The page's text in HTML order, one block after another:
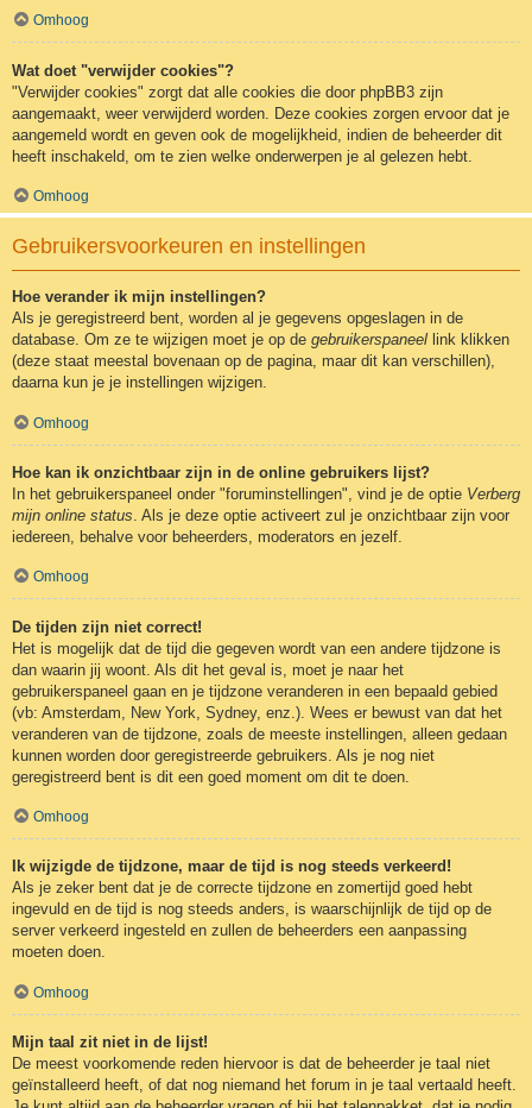
Omhoog
Wat doet "verwijder cookies"?
"Verwijder cookies" zorgt dat alle cookies die door phpBB3 zijn
aangemaakt, weer verwijderd worden. Deze cookies zorgen ervoor dat je
aangemeld wordt en geven ook de mogelijkheid, indien de beheerder dit
heeft inschakeld, om te zien welke onderwerpen je al gelezen hebt.
Omhoog
Gebruikersvoorkeuren en instellingen
Hoe verander ik mijn instellingen?
Als je geregistreerd bent, worden al je gegevens opgeslagen in de
database. Om ze te wijzigen moet je op de gebruikerspaneel link klikken
(deze staat meestal bovenaan op de pagina, maar dit kan verschillen),
daarna kun je je instellingen wijzigen.
Omhoog
Hoe kan ik onzichtbaar zijn in de online gebruikers lijst?
In het gebruikerspaneel onder "foruminstellingen", vind je de optie Verberg
mijn online status . Als je deze optie activeert zul je onzichtbaar zijn voor
iedereen, behalve voor beheerders, moderators en jezelf.
Omhoog
De tijden zijn niet correct!
Het is mogelijk dat de tijd die gegeven wordt van een andere tijdzone is
dan waarin jij woont. Als dit het geval is, moet je naar het
gebruikerspaneel gaan en je tijdzone veranderen in een bepaald gebied
(vb: Amsterdam, New York, Sydney, enz.). Wees er bewust van dat het
veranderen van de tijdzone, zoals de meeste instellingen, alleen gedaan
kunnen worden door geregistreerde gebruikers. Als je nog niet
geregistreerd bent is dit een goed moment om dit te doen.
Omhoog
Ik wijzigde de tijdzone, maar de tijd is nog steeds verkeerd!
Als je zeker bent dat je de correcte tijdzone en zomertijd goed hebt
ingevuld en de tijd is nog steeds anders, is waarschijnlijk de tijd op de
server verkeerd ingesteld en zullen de beheerders een aanpassing
moeten doen.
Omhoog
Mijn taal zit niet in de lijst!
De meest voorkomende reden hiervoor is dat de beheerder je taal niet
geïnstalleerd heeft, of dat nog niemand het forum in je taal vertaald heeft.